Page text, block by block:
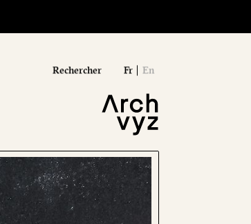
Rechercher Fr En